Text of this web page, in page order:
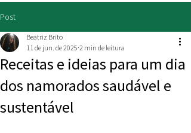
Post
Receitas e ideias para um dia
dos namorados saudável e
sustentável
Beatriz Brito
11 de jun. de 2025 2 min de leitura